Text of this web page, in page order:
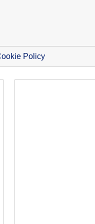
Policy